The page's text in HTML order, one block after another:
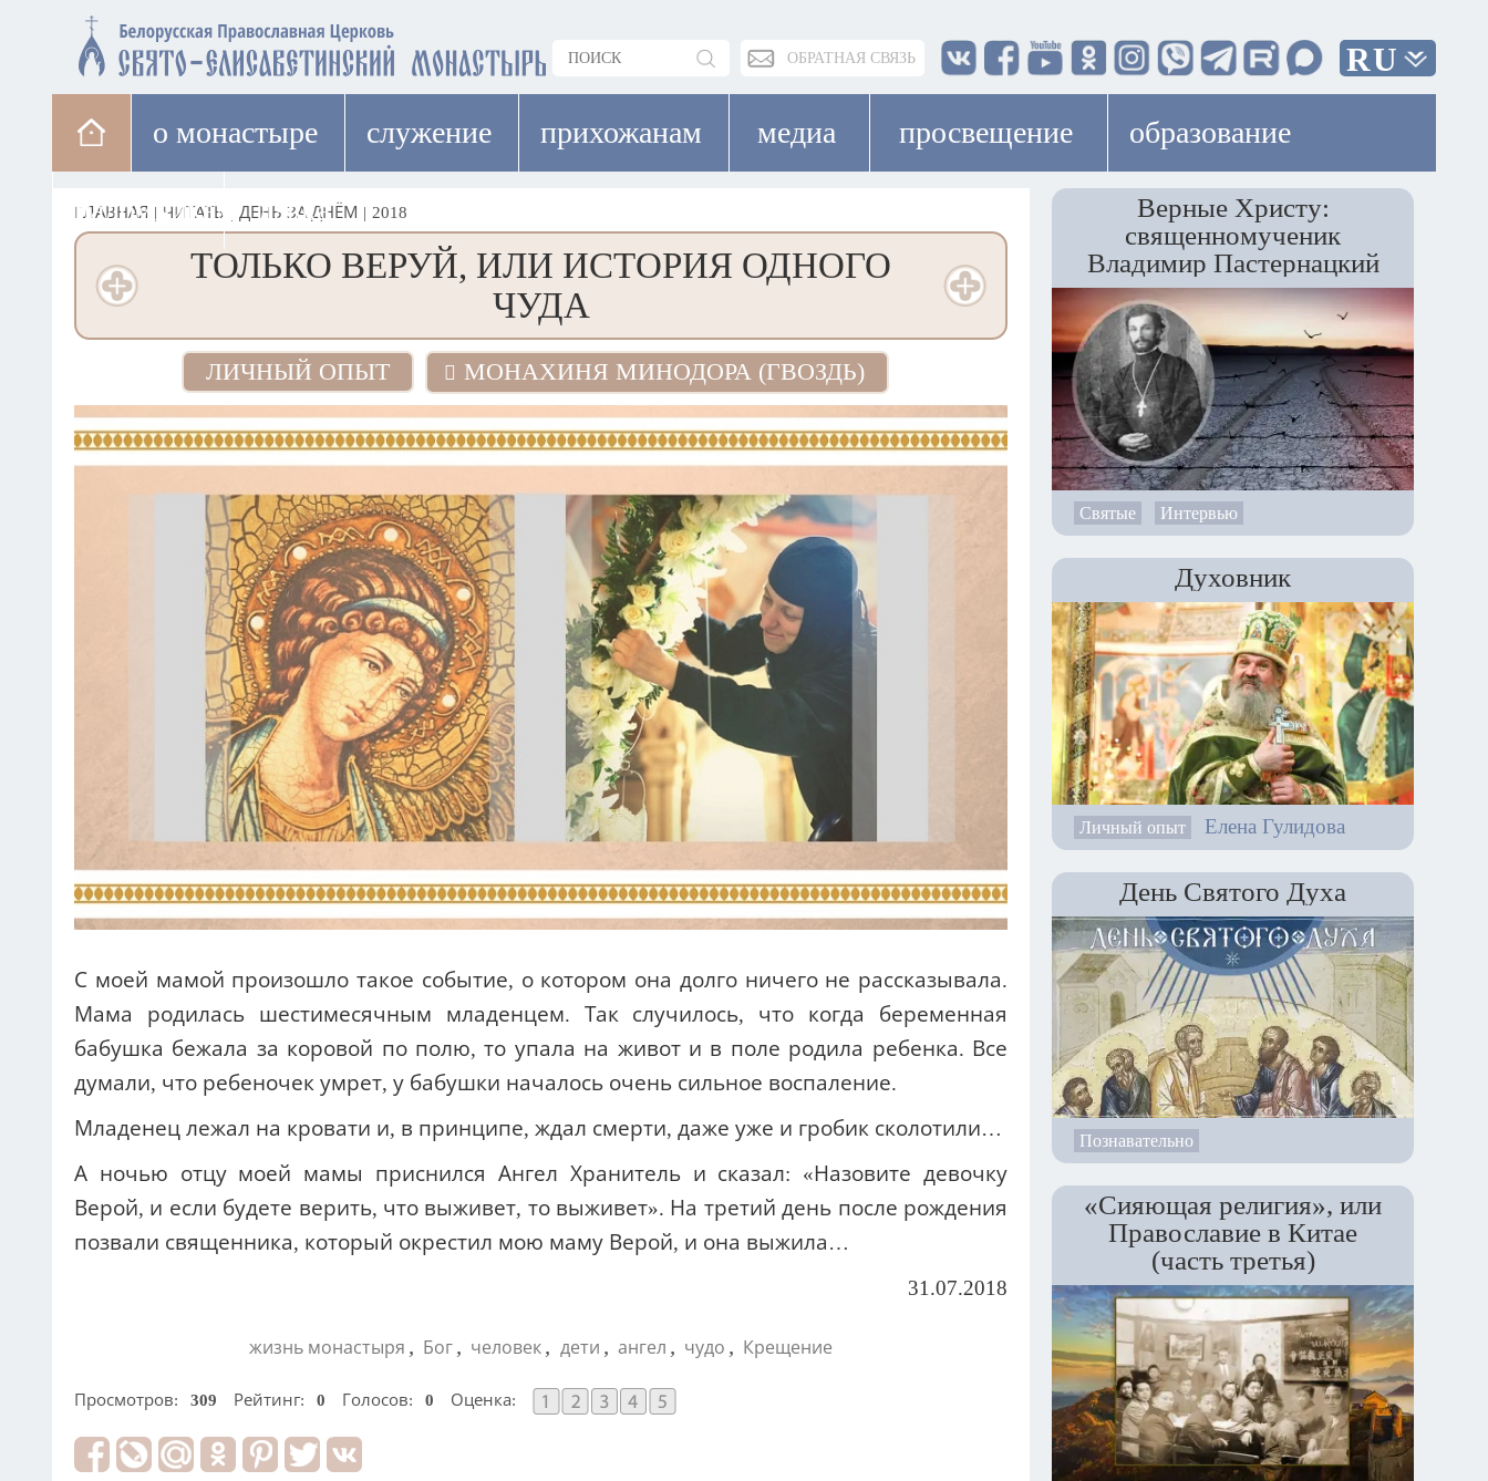
ОБРАТНАЯ СВЯЗЬ RU
о монастыре cлужение прихожанам медиа просвещение образование
паломникам лавка
ГЛАВНАЯ | ЧИТАТЬ ДЕНЬ ЗА ДНЁМ | 2018
ТОЛЬКО ВЕРУЙ, ИЛИ ИСТОРИЯ ОДНОГО
ЧУДА
ЛИЧНЫЙ ОПЫТ МОНАХИНЯ МИНОДОРА (ГВОЗДЬ)
С моей мамой произошло такое событие, о котором она долго ничего не рассказывала.
Мама родилась шестимесячным младенцем. Так случилось, что когда беременная
бабушка бежала за коровой по полю, то упала на живот и в поле родила ребенка. Все
думали, что ребеночек умрет, у бабушки началось очень сильное воспаление.
Младенец лежал на кровати и, в принципе, ждал смерти, даже уже и гробик сколотили…
А ночью отцу моей мамы приснился Ангел Хранитель и сказал: «Назовите девочку
Верой, и если будете верить, что выживет, то выживет». На третий день после рождения
позвали священника, который окрестил мою маму Верой, и она выжила…
31.07.2018
жизнь монастыря , Бог , человек , дети , ангел , чудо , Крещение
Просмотров: 309 Рейтинг: 0 Голосов: 0 Оценка:
Верные Христу:
священномученик
Владимир Пастернацкий
Святые Интервью
Духовник
Личный опыт Елена Гулидова
День Святого Духа
Познавательно
«Сияющая религия», или
Православие в Китае
(часть третья)